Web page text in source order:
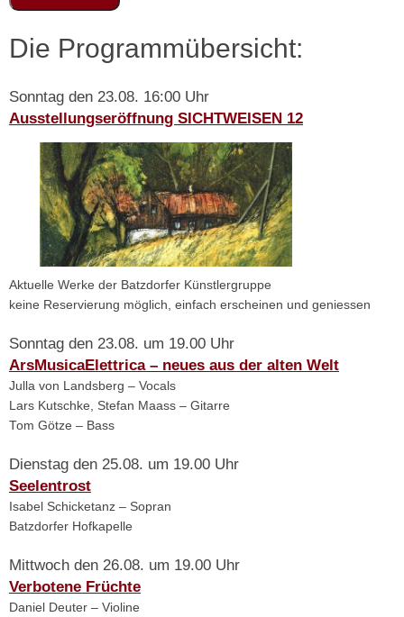
Die Programmübersicht:
Sonntag den 23.08. 16:00 Uhr
Ausstellungseröffnung SICHTWEISEN 12
Aktuelle Werke der Batzdorfer Künstlergruppe
keine Reservierung möglich, einfach erscheinen und geniessen
Sonntag den 23.08. um 19.00 Uhr
ArsMusicaElettrica – neues aus der alten Welt
Julla von Landsberg – Vocals
Lars Kutschke, Stefan Maass – Gitarre
Tom Götze – Bass
Dienstag den 25.08. um 19.00 Uhr
Seelentrost
Isabel Schicketanz – Sopran
Batzdorfer Hofkapelle
Mittwoch den 26.08. um 19.00 Uhr
Verbotene Früchte
Daniel Deuter – Violine